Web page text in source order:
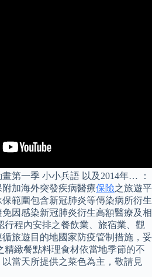
第一季 小小兵語 以及2014年… ：
加海外突發疾病醫療保險之旅遊平
範圍包含新冠肺炎等傳染病所衍生
因感染新冠肺炎衍生高額醫療及相
行程內安排之餐飲業、旅宿業、觀
旅遊目的地國家防疫管制措施，妥
精緻餐點料理食材依當地季節的不
當天所提供之菜色為主，敬請見